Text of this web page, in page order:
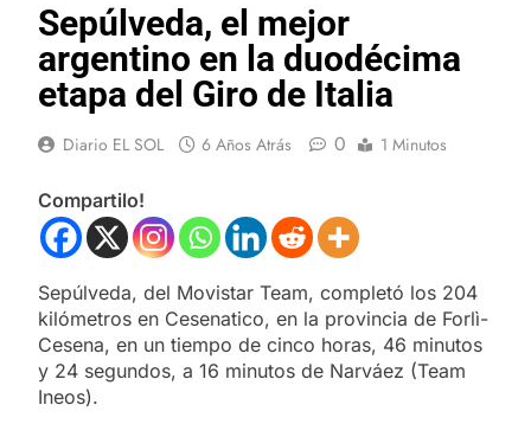
Sepúlveda, el mejor
argentino en la duodécima
etapa del Giro de Italia
Diario EL SOL 6 Años Atrás 0 1 Minutos
Compartilo!
Sepúlveda, del Movistar Team, completó los 204
kilómetros en Cesenatico, en la provincia de Forlì-
Cesena, en un tiempo de cinco horas, 46 minutos
y 24 segundos, a 16 minutos de Narváez (Team
Ineos).